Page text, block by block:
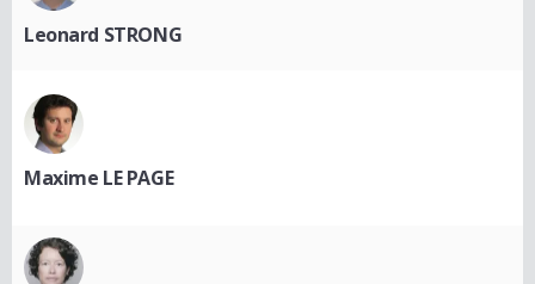
Leonard STRONG
Maxime LE PAGE